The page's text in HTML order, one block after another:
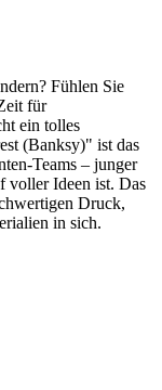
Fühlen Sie
für
ein tolles
(Banksy)" ist das
Teams – junger
voller Ideen ist. Das
Druck,
in sich.